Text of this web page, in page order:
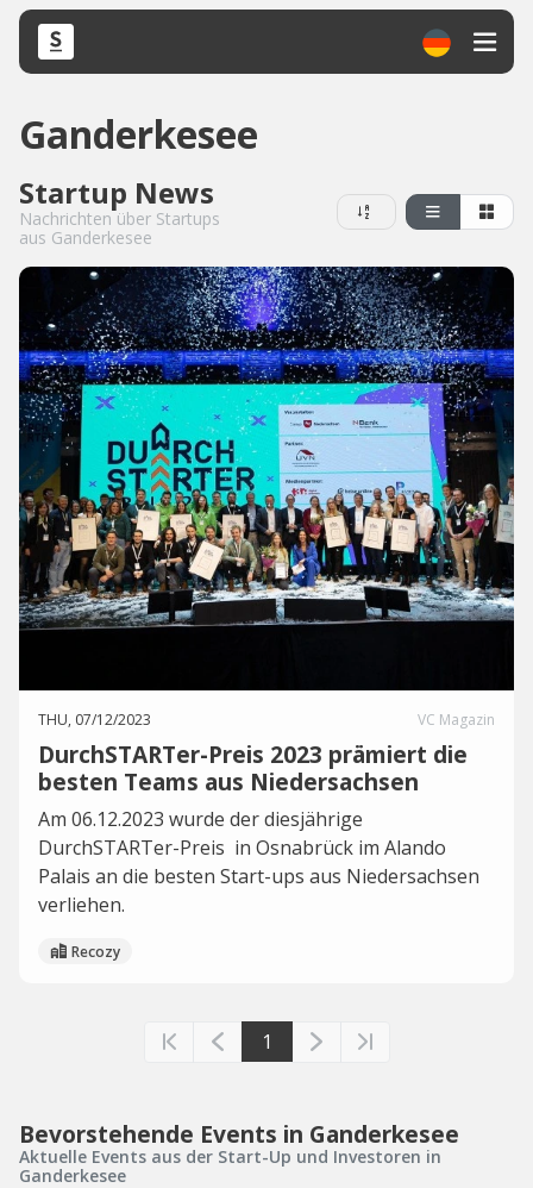
Ganderkesee
Startup News
Nachrichten über Startups
aus Ganderkesee
THU, 07/12/2023 VC Magazin
DurchSTARTer-Preis 2023 prämiert die
besten Teams aus Niedersachsen
Am 06.12.2023 wurde der diesjährige
DurchSTARTer-Preis in Osnabrück im Alando
Palais an die besten Start-ups aus Niedersachsen
verliehen.
Recozy
1
Bevorstehende Events in Ganderkesee
Aktuelle Events aus der Start-Up und Investoren in
Ganderkesee